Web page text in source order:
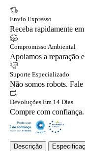
Envio Expresso
Receba rapidamente
Compromisso Ambiental
Apoiamos a reparação
Suporte Especializado
Não somos robots. Fale
Devoluções Em 14 Dias.
Compre com
Descrição